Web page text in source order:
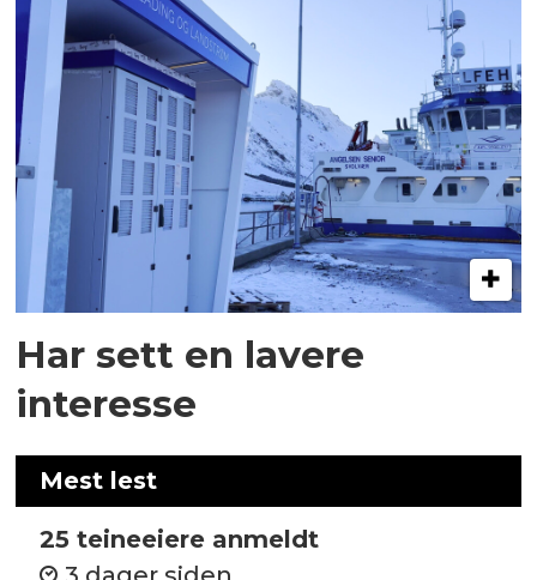
Har sett en lavere
interesse
Mest lest
25 teineeiere anmeldt